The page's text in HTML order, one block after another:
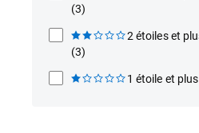
(3)
2 étoiles et
(3)
1 étoile et plus